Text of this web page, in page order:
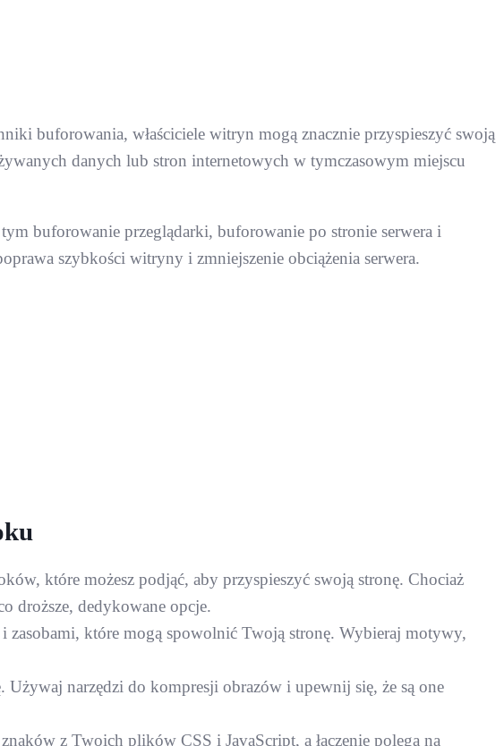
buforowania, właściciele witryn mogą znacznie przyspieszyć swoją
danych lub stron internetowych w tymczasowym miejscu
buforowanie przeglądarki, buforowanie po stronie serwera i
szybkości witryny i zmniejszenie obciążenia serwera.
które możesz podjąć, aby przyspieszyć swoją stronę. Chociaż
droższe, dedykowane opcje.
które mogą spowolnić Twoją stronę. Wybieraj motywy,
narzędzi do kompresji obrazów i upewnij się, że są one
z Twoich plików CSS i JavaScript, a łączenie polega na